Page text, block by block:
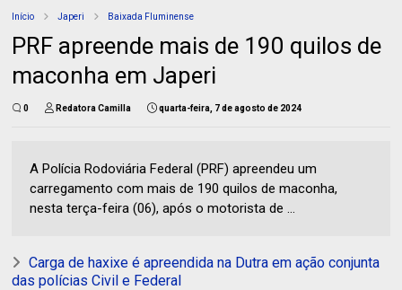
Início Japeri Baixada Fluminense
PRF apreende mais de 190 quilos de
maconha em Japeri
0 Redatora Camilla quarta-feira, 7 de agosto de 2024
A Polícia Rodoviária Federal (PRF) apreendeu um
carregamento com mais de 190 quilos de maconha,
nesta terça-feira (06), após o motorista de ...
Carga de haxixe é apreendida na Dutra em ação conjunta
das polícias Civil e Federal